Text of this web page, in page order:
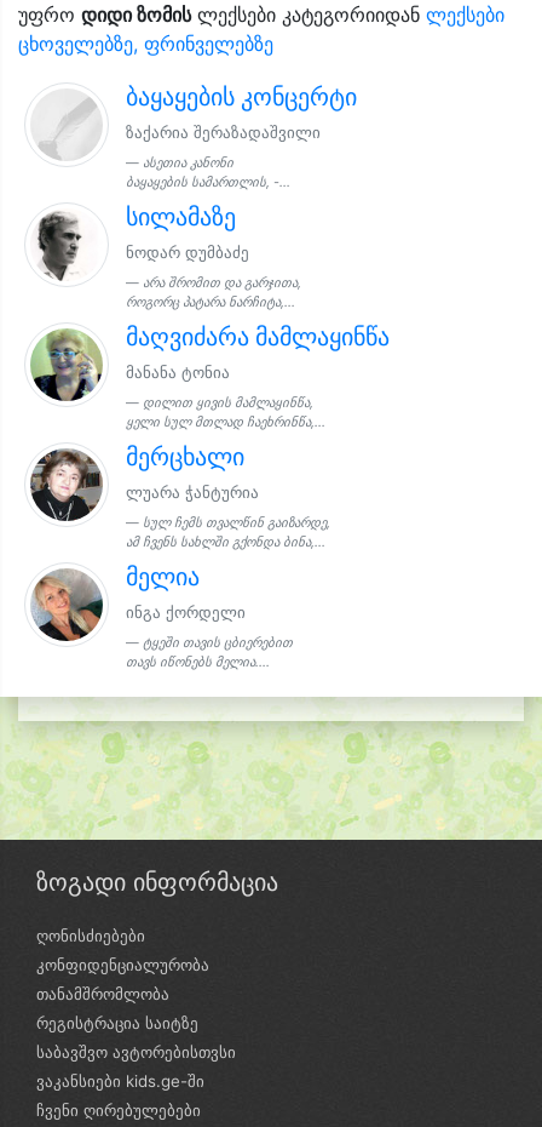
უფრო დიდი ზომისლექსები კატეგორიიდან ლექსები
ცხოველებზე, ფრინველებზე
ბაყაყების კონცერტი
ზაქარია შერაზადაშვილი
ასეთია კანონი
ბაყაყების სამართლის, -...
სილამაზე
ნოდარ დუმბაძე
არა შრომით და გარჯითა,
როგორც პატარა ნარჩიტა,...
მაღვიძარა მამლაყინწა
მანანა ტონია
დილით ყივის მამლაყინწა,
ყელი სულ მთლად ჩაეხრინწა,...
მერცხალი
ლუარა ჭანტურია
სულ ჩემს თვალწინ გაიზარდე,
ამ ჩვენს სახლში გქონდა ბინა,...
მელია
ინგა ქორდელი
ტყეში თავის ცბიერებით
თავს იწონებს მელია....
ზოგადი ინფორმაცია
ღონისძიებები
კონფიდენციალურობა
თანამშრომლობა
რეგისტრაცია საიტზე
საბავშვო ავტორებისთვსი
ვაკანსიები kids.ge-ში
ჩვენი ღირებულებები